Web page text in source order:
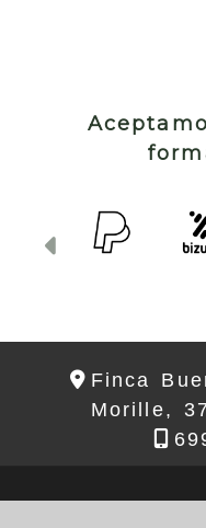
Anterior
Finca
Morille,